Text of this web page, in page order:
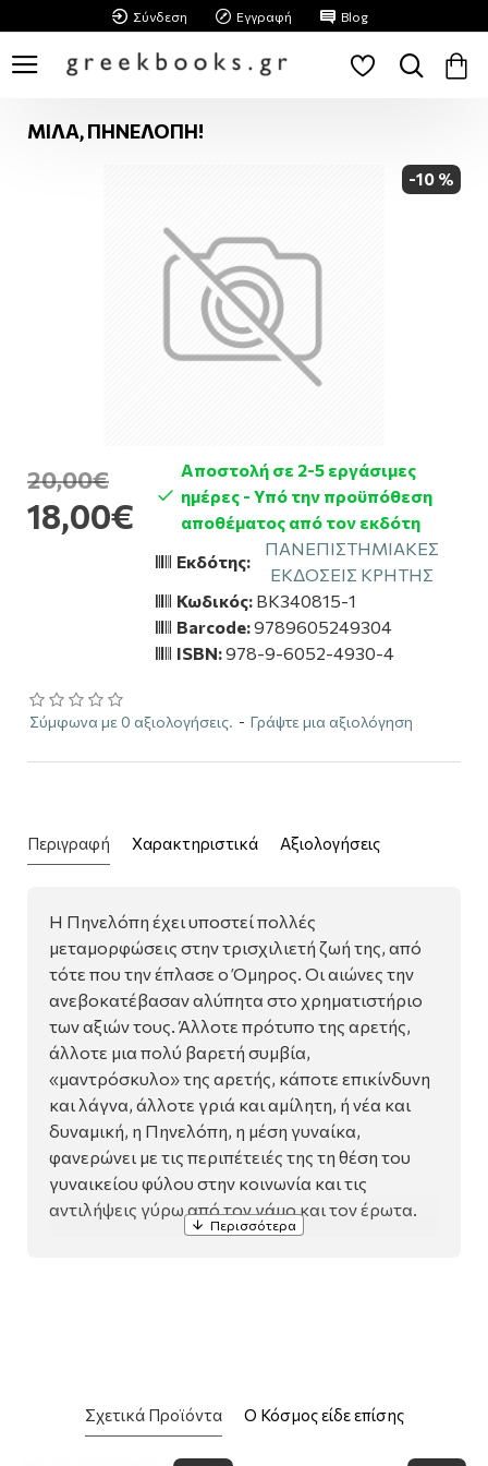
Σύνδεση Εγγραφή Blog
ΜΙΛΑ, ΠΗΝΕΛΟΠΗ!
-10 %
Σύμφωνα με 0 αξιολογήσεις. - Γράψτε μια αξιολόγηση
18,00€
20,00€
Αποστολή σε 2-5 εργάσιμες
ημέρες - Υπό την προϋπόθεση
αποθέματος από τον εκδότη
Εκδότης:
ΠΑΝΕΠΙΣΤΗΜΙΑΚΕΣ
ΕΚΔΟΣΕΙΣ ΚΡΗΤΗΣ
Κωδικός: BK340815-1
Barcode:9789605249304
ISBN:978-9-6052-4930-4
Περιγραφή Χαρακτηριστικά Αξιολογήσεις
Η Πηνελόπη έχει υποστεί πολλές
μεταμορφώσεις στην τρισχιλιετή ζωή της, από
τότε που την έπλασε ο Όμηρος. Οι αιώνες την
ανεβοκατέβασαν αλύπητα στο χρηματιστήριο
των αξιών τους. Άλλοτε πρότυπο της αρετής,
άλλοτε μια πολύ βαρετή συμβία,
«μαντρόσκυλο» της αρετής, κάποτε επικίνδυνη
και λάγνα, άλλοτε γριά και αμίλητη, ή νέα και
δυναμική, η Πηνελόπη, η μέση γυναίκα,
φανερώνει με τις περιπέτειές της τη θέση του
γυναικείου φύλου στην κοινωνία και τις
αντιλήψεις γύρω από τον γάμο και τον έρωτα.
στη ζωή, τόσο από γυναίκες όσο και από
άνδρες.
Σχετικά Προϊόντα Ο Κόσμος είδε επίσης